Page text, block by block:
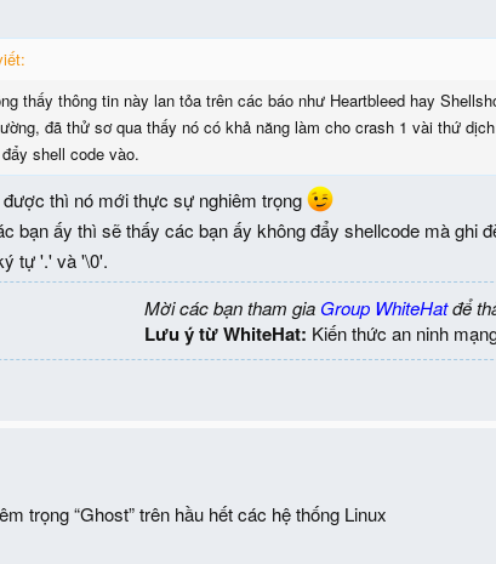
thấy thông tin này lan tỏa trên các báo như Heartbleed hay
đã thử sơ qua thấy nó có khả năng làm cho crash 1 vài thứ
shell code vào.
thì nó mới thực sự nghiêm trọng
bạn ấy thì sẽ thấy các bạn ấy không đẩy shellcode mà ghi
tự '.' và '\0'.
Mời các bạn tham gia Group WhiteHatđể
Lưu ý từ WhiteHat: Kiến thức an ninh
trọng “Ghost” trên hầu hết các hệ thống Linux